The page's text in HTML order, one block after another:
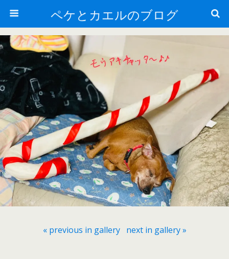
ペケとカエルのブログ
« previous in gallery next in gallery »